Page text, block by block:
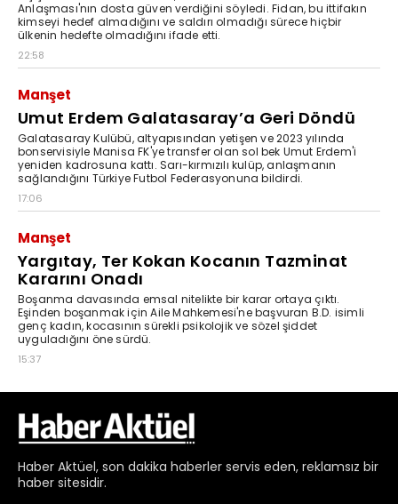
Haber Aktüel, son dakika haberler servis eden, reklamsız bir
haber sitesidir.